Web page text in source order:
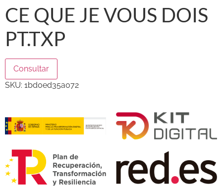
CE QUE JE VOUS DOIS
PT.TXP
Consultar
SKU: 1bd0ed35a072